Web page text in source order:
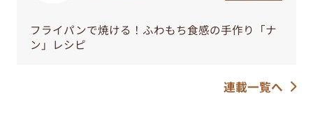
フライパンで焼ける！ふわもち食感の手作り「ナ
ン」レシピ
連載一覧へ